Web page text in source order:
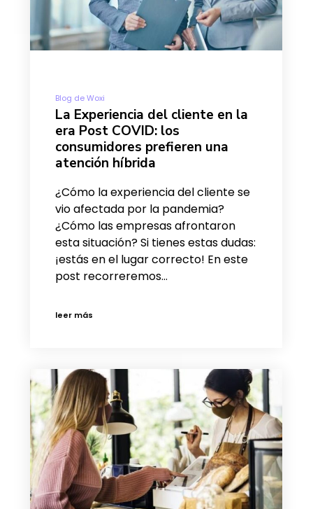
Blog de Woxi
La Experiencia del cliente en la
era Post COVID: los
consumidores prefieren una
atención híbrida
¿Cómo la experiencia del cliente se
vio afectada por la pandemia?
¿Cómo las empresas afrontaron
esta situación? Si tienes estas dudas:
¡estás en el lugar correcto! En este
post recorreremos…
leer más